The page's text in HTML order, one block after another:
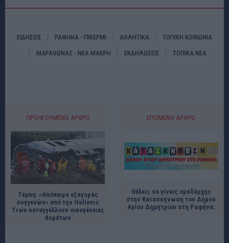
ΕΙΔΗΣΕΙΣ ΡΑΦΗΝΑ - ΠΙΚΕΡΜΙ ΑΘΛΗΤΙΚΑ ΤΟΠΙΚΗ ΚΟΙΝΩΝΙΑ
ΜΑΡΑΘΩΝΑΣ - ΝΕΑ ΜΑΚΡΗ ΕΚΔΗΛΩΣΕΙΣ ΤΟΠΙΚΑ ΝΕΑ
ΠΡΟΗΓΟΎΜΕΝΟ ΆΡΘΡΟ
Τέμπη: «Απόπειρα εξαγοράς
συγγενών» από την Hellenic
Train καταγγέλλουν οικογένειες
θυμάτων
ΕΠΌΜΕΝΟ ΆΡΘΡΟ
Θέλεις να γίνεις ομαδάρχης
στην Κατασκήνωση του Δήμου
Αγίου Δημητρίου στη Ραφήνα;